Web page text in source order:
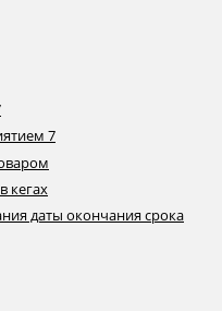
7
кегах
даты окончания срока